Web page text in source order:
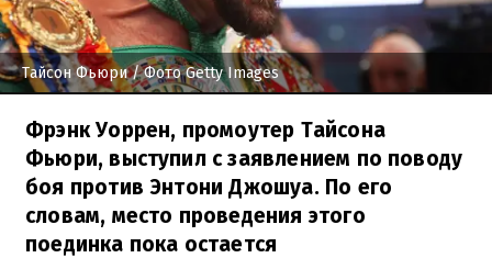
Тайсон Фьюри/ Фото Getty Images
Фрэнк Уоррен, промоутер Тайсона
Фьюри, выступил с заявлением по поводу
боя против Энтони Джошуа. По его
словам, место проведения этого
поединка пока остается